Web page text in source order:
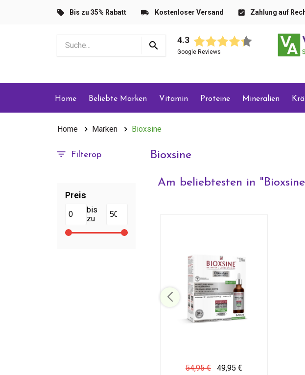
Bis zu 35% Rabatt Kostenloser Versand Zahlung auf
4.3
Google Reviews
Home Beliebte Marken Vitamin Proteine Mineralien
Home Marken Bioxsine
Filterop
Preis
bis
zu
Bioxsine
Am beliebtesten in "Bioxsine
54,95 €
49,95 €